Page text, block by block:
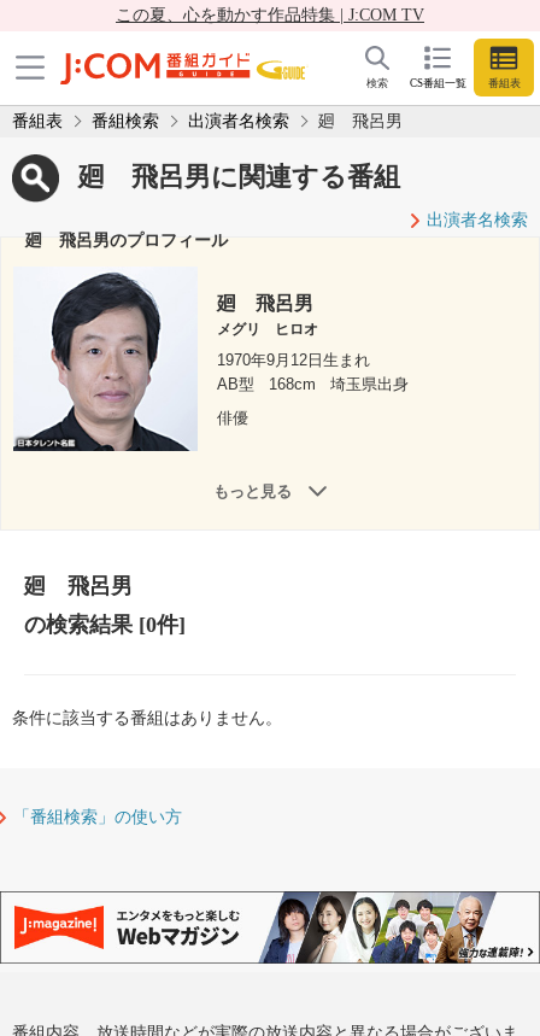
この夏、心を動かす作品特集 | J:COM TV
CS番組一覧 番組表
検索
番組表 番組検索 出演者名検索 廻 飛呂男
廻 飛呂男に関連する番組
出演者名検索
廻 飛呂男のプロフィール
廻 飛呂男
メグリ ヒロオ
1970年9月12日生まれ
AB型
168cm
埼玉県出身
俳優
もっと見る
廻 飛呂男
の検索結果[0件]
条件に該当する番組はありません。
「番組検索」の使い方